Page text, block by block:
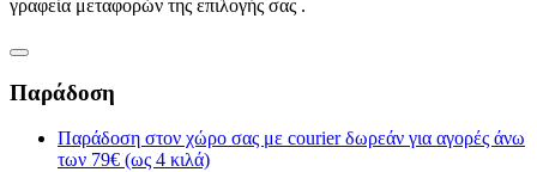
γραφεία μεταφορών της επιλογής σας .
Παράδοση
Παράδοση στον χώρο σας με courier δωρεάν για αγορές άνω
των 79€ (ως 4 κιλά)